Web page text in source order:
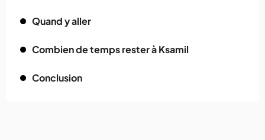
Quand y aller
Combien de temps rester à Ksamil
Conclusion